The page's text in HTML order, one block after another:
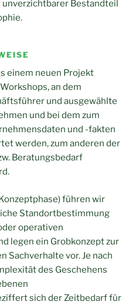
Bestandteil
einem neuen Projekt
an dem
und ausgewählte
und bei dem zum
und -fakten
werden, zum anderen der
Beratungsbedarf
führen wir
Standortbestimmung
operativen
legen ein Grobkonzept zur
Sachverhalte vor. Je nach
des Geschehens
sich der Zeitbedarf für